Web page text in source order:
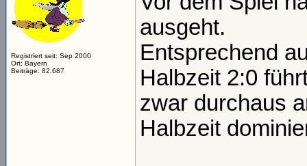
Registriert seit: Sep 2000
Ort: Bayern
Beiträge: 82.687
ausgeht.
Entsprechend
Halbzeit 2:0
zwar durchaus
Halbzeit